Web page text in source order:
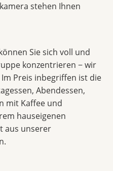
stehen Ihnen
Sie sich voll und
konzentrieren − wir
Preis inbegriffen ist die
Abendessen,
mit Kaffee und
hauseigenen
aus unserer